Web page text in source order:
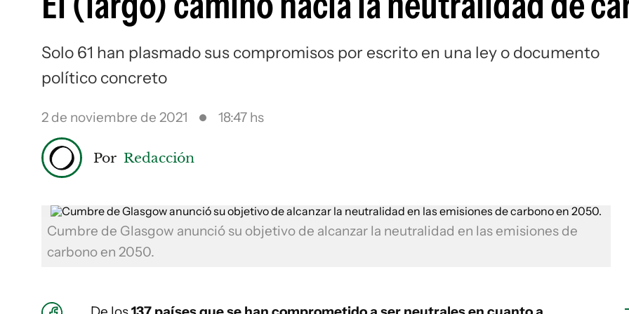
Solo 61 han plasmado sus compromisos por escrito en una ley o documento
político concreto
2 de noviembre de 2021 18:47 hs
Por Redacción
Cumbre de Glasgow anunció su objetivo de alcanzar la neutralidad en las emisiones de
carbono en 2050.